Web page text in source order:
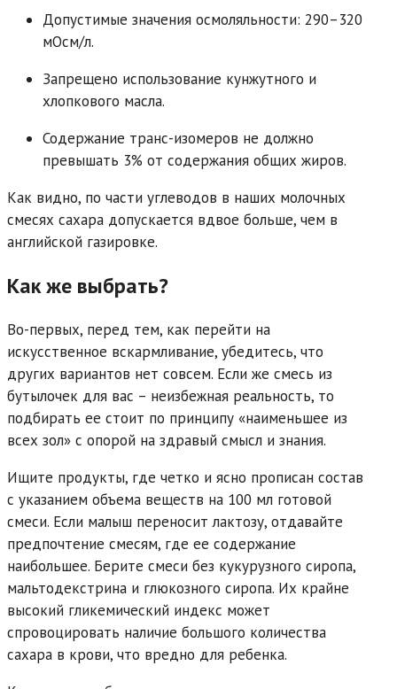
Допустимые значения осмоляльности: 290–320
мОсм/л.
Запрещено использование кунжутного и
хлопкового масла.
Содержание транс-изомеров не должно
превышать 3% от содержания общих жиров.
Как видно, по части углеводов в наших молочных
смесях сахара допускается вдвое больше, чем в
английской газировке.
Как же выбрать?
Во-первых, перед тем, как перейти на
искусственное вскармливание, убедитесь, что
других вариантов нет совсем. Если же смесь из
бутылочек для вас – неизбежная реальность, то
подбирать ее стоит по принципу «наименьшее из
всех зол» с опорой на здравый смысл и знания.
Ищите продукты, где четко и ясно прописан состав
с указанием объема веществ на 100 мл готовой
смеси. Если малыш переносит лактозу, отдавайте
предпочтение смесям, где ее содержание
наибольшее. Берите смеси без кукурузного сиропа,
мальтодекстрина и глюкозного сиропа. Их крайне
высокий гликемический индекс может
спровоцировать наличие большого количества
сахара в крови, что вредно для ребенка.